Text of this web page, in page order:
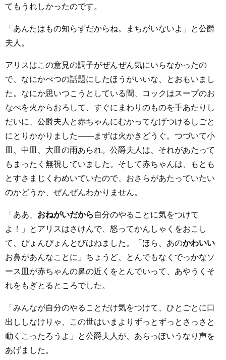
てもうれしかったのです。
「あんたはもの知らずだからね。まちがいないよ」と公爵
夫人。
アリスはこの意見の調子がぜんぜん気にいらなかったの
で、なにかべつの話題にしたほうがいいな、とおもいまし
た。なにか思いつこうとしている間、コックはスープのお
なべを火からおろして、すぐにまわりのものを手あたりし
だいに、公爵夫人と赤ちゃんにむかってなげつけるしごと
にとりかかりました――まずは火かきどうぐ。つづいて小
皿、中皿、大皿の雨あられ。公爵夫人は、それがあたって
もまったく無視していました。そして赤ちゃんは、もとも
とすさまじくわめいていたので、おさらがあたっていたい
のかどうか、ぜんぜんわかりません。
「ああ、 おねがいだから 自分のやることに気をつけて
よ！」とアリスはさけんで、怒ってかんしゃくをおこし
て、ぴょんぴょんとびはねました。「ほら、あのかわいい
お鼻があんなことに」ちょうど、とんでもなくでっかなソ
ース皿が赤ちゃんの鼻の近くをとんでいって、あやうくそ
れをもぎとるところでした。
「みんなが自分のやることだけ気をつけて、ひとごとに口
出ししなけりゃ、この世はいまよりずっとずっとさっさと
動くこったろうよ」と公爵夫人が、あらっぽいうなり声を
あげました。